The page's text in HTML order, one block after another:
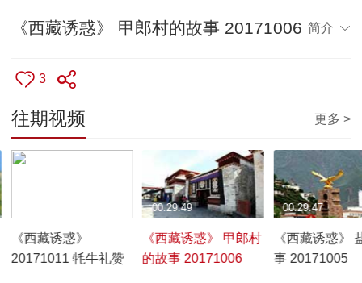
《西藏诱惑》 甲郎村的故事 20171006 简介
3
往期视频 更多 >
《西藏诱惑》
20171011 牦牛礼赞
《西藏诱惑》 甲郎村
的故事 20171006
00:29:49
《西藏诱惑》
事 20171005
00:29:47